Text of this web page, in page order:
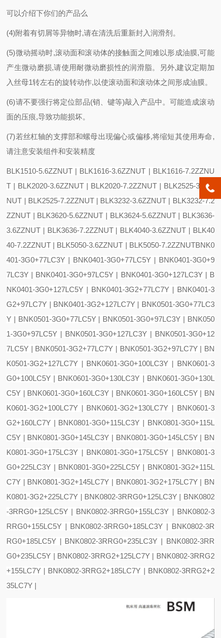
可以介绍下你们的产品么
(4)附着有切屑等异物时,请在清洗后重新封入润滑剂。
(5)微动摇动时,滚动面和滚动体的接触面之间难以形成油膜,可能
产生微动磨损,请使用耐微动磨损性的润滑脂。另外,建议定期加
入丝母1转左右的旋转动作,以使滚动面和滚动体之间形成油膜。
(6)请不要强行将定位部品(销、键等)敲入产品中。可能造成滚动
面的压痕,导致功能损坏。
(7)若丝杠轴的支撑部和螺母出现偏心或偏移,将缩短其使用寿命,
请注意安装组件和安装精度
BLK1510-5.6ZZNUT | BLK1616-3.6ZZNUT | BLK1616-7.2ZZNU
T | BLK2020-3.6ZZNUT | BLK2020-7.2ZZNUT | BLK2525-3.6ZZ
NUT | BLK2525-7.2ZZNUT | BLK3232-3.6ZZNUT | BLK3232-7.2
ZZNUT | BLK3620-5.6ZZNUT | BLK3624-5.6ZZNUT | BLK3636-
3.6ZZNUT | BLK3636-7.2ZZNUT | BLK4040-3.6ZZNUT | BLK40
40-7.2ZZNUT | BLK5050-3.6ZZNUT | BLK5050-7.2ZZNUTBNK0
401-3G0+77LC3Y | BNK0401-3G0+77LC5Y | BNK0401-3G0+9
7LC3Y | BNK0401-3G0+97LC5Y | BNK0401-3G0+127LC3Y | B
NK0401-3G0+127LC5Y | BNK0401-3G2+77LC7Y | BNK0401-3
G2+97LC7Y | BNK0401-3G2+127LC7Y | BNK0501-3G0+77LC3
Y | BNK0501-3G0+77LC5Y | BNK0501-3G0+97LC3Y | BNK050
1-3G0+97LC5Y | BNK0501-3G0+127LC3Y | BNK0501-3G0+12
7LC5Y | BNK0501-3G2+77LC7Y | BNK0501-3G2+97LC7Y | BN
K0501-3G2+127LC7Y | BNK0601-3G0+100LC3Y | BNK0601-3
G0+100LC5Y | BNK0601-3G0+130LC3Y | BNK0601-3G0+130L
C5Y | BNK0601-3G0+160LC3Y | BNK0601-3G0+160LC5Y | BN
K0601-3G2+100LC7Y | BNK0601-3G2+130LC7Y | BNK0601-3
G2+160LC7Y | BNK0801-3G0+115LC3Y | BNK0801-3G0+115L
C5Y | BNK0801-3G0+145LC3Y | BNK0801-3G0+145LC5Y | BN
K0801-3G0+175LC3Y | BNK0801-3G0+175LC5Y | BNK0801-3
G0+225LC3Y | BNK0801-3G0+225LC5Y | BNK0801-3G2+115L
C7Y | BNK0801-3G2+145LC7Y | BNK0801-3G2+175LC7Y | BN
K0801-3G2+225LC7Y | BNK0802-3RRG0+125LC3Y | BNK0802
-3RRG0+125LC5Y | BNK0802-3RRG0+155LC3Y | BNK0802-3
RRG0+155LC5Y | BNK0802-3RRG0+185LC3Y | BNK0802-3R
RG0+185LC5Y | BNK0802-3RRG0+235LC3Y | BNK0802-3RR
G0+235LC5Y | BNK0802-3RRG2+125LC7Y | BNK0802-3RRG2
+155LC7Y | BNK0802-3RRG2+185LC7Y | BNK0802-3RRG2+2
35LC7Y |